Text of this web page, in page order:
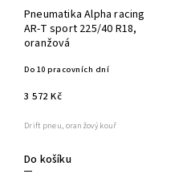
Pneumatika Alpha racing
AR-T sport 225/40 R18,
oranžová
Do 10 pracovních dní
3 572 Kč
Do košíku
Drift pneu, oranžový kouř